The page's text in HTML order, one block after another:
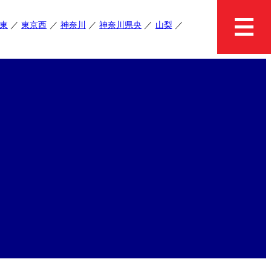
東京西 神奈川 神奈川県央 山梨